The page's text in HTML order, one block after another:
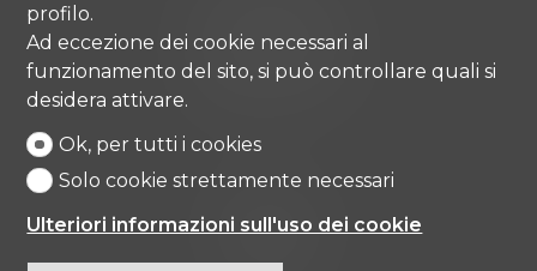
6976 Castagnola
Tel. +41 91 971 67 00
Home
Beni immobili
profilo.
Ad eccezione dei cookie necessari al
funzionamento del sito, si può controllare quali si
desidera attivare.
Ok, per tutti i cookies
Solo cookie strettamente necessari
Ulteriori informazioni sull'uso dei cookie